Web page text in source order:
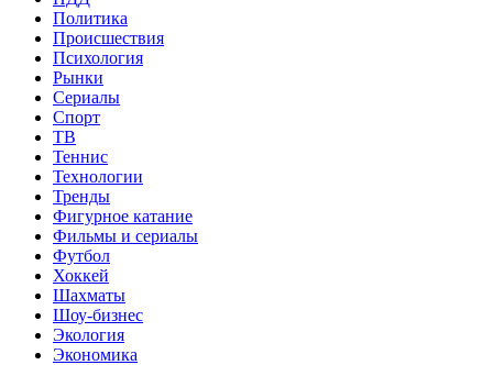
Политика
Происшествия
Психология
Рынки
Сериалы
Спорт
ТВ
Теннис
Технологии
Тренды
Фигурное катание
Фильмы и сериалы
Футбол
Хоккей
Шахматы
Шоу-бизнес
Экология
Экономика